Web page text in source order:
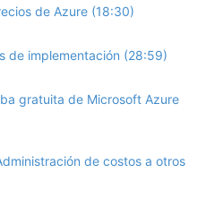
de Azure (18:30)
de implementación (28:59)
gratuita de Microsoft Azure
de costos a otros